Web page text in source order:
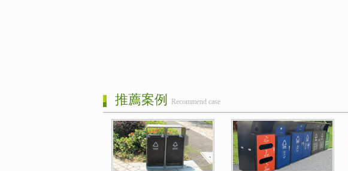
推薦案例 Recommend case